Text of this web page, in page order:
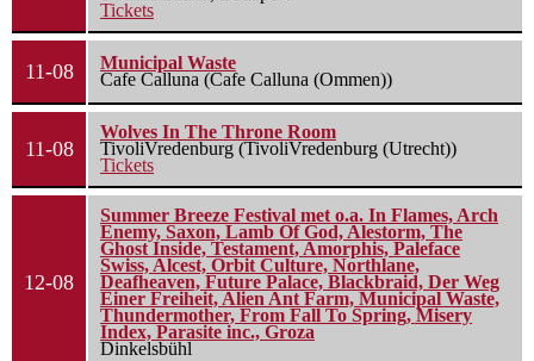
Tickets
11-08
Municipal Waste
Cafe Calluna (Cafe Calluna (Ommen))
11-08
Wolves In The Throne Room
TivoliVredenburg (TivoliVredenburg (Utrecht))
Tickets
12-08
Summer Breeze Festival met o.a. In Flames, Arch
Enemy, Saxon, Lamb Of God, Alestorm, The
Ghost Inside, Testament, Amorphis, Paleface
Swiss, Alcest, Orbit Culture, Northlane,
Deafheaven, Future Palace, Blackbraid, Der Weg
Einer Freiheit, Alien Ant Farm, Municipal Waste,
Thundermother, From Fall To Spring, Misery
Index, Parasite inc., Groza
Dinkelsbühl